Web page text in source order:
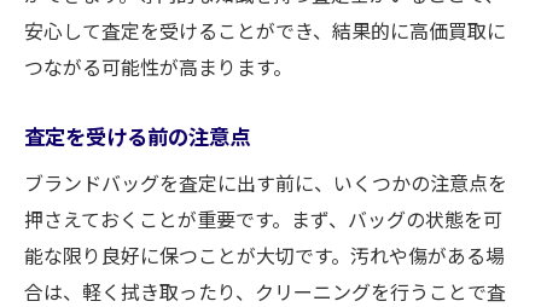
安心して査定を受けることができ、結果的に高価買取に
つながる可能性が高まります。
査定を受ける前の注意点
ブランドバッグを査定に出す前に、いくつかの注意点を
押さえておくことが重要です。まず、バッグの状態を可
能な限り良好に保つことが大切です。汚れや傷がある場
合は、軽く拭き取ったり、クリーニングを行うことで査